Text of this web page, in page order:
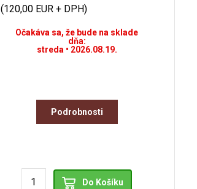
(120,00 EUR + DPH)
Očakáva sa, že bude na sklade
dňa:
streda • 2026.08.19.
Podrobnosti
Do Košíku